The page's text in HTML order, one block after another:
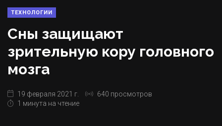
ТЕХНОЛОГИИ
Сны защищают
зрительную кору головного
мозга
19 февраля 2021 г.
640 просмотров
1 минута на чтение